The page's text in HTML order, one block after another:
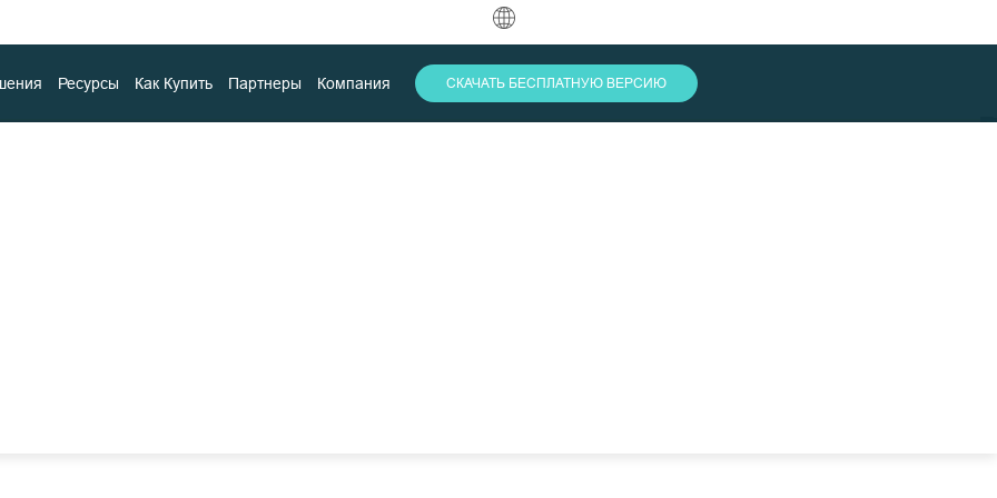
中文
English
Ресурсы Как Купить Партнеры Компания СКАЧАТЬ БЕСПЛАТНУЮ ВЕРСИЮ